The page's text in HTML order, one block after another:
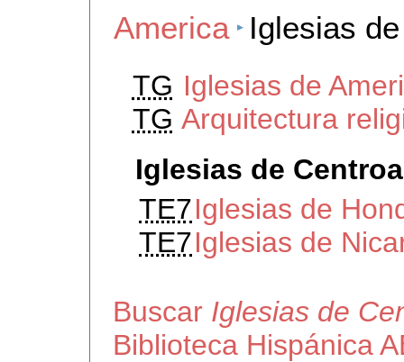
America
Iglesias
TG Iglesias de
TG Arquitectura
Iglesias de
TE7Iglesias de
TE7Iglesias de
Buscar Iglesias de
Biblioteca Hispánica